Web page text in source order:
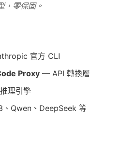
，零保固。
官方 CLI
Proxy — API 轉換層
理引擎
Qwen、DeepSeek 等